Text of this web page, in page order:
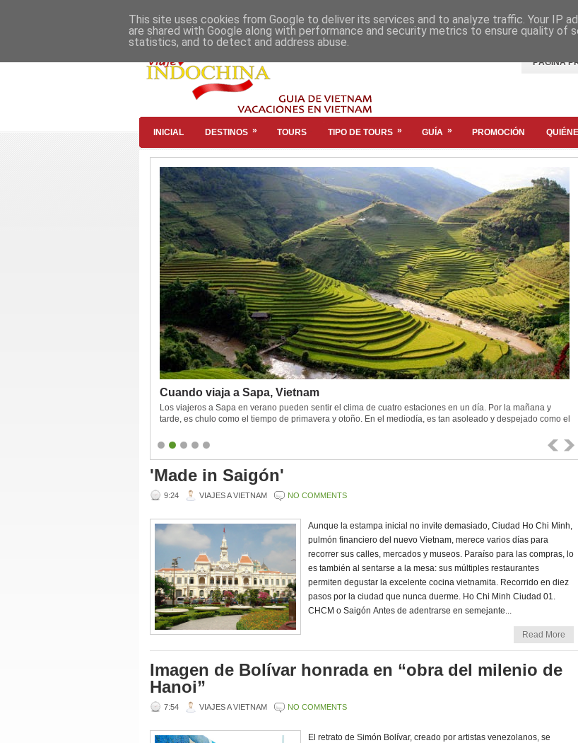
PÁGINA
INICIAL DESTINOS » TOURS TIPO DE TOURS » GUÍA » PROMOCIÓN
Cuando viaja a Sapa, Vietnam
Los viajeros a Sapa en verano pueden sentir el clima de cuatro estaciones en un día. Por la mañana y
tarde, es chulo como el tiempo de primavera y otoño. En el mediodía, es tan asoleado y despejado como el
'Made in Saigón'
9:24 VIAJES A VIETNAM NO COMMENTS
Aunque la estampa inicial no invite demasiado, Ciudad Ho Chi Minh,
pulmón financiero del nuevo Vietnam, merece varios días para
recorrer sus calles, mercados y museos. Paraíso para las compras, lo
es también al sentarse a la mesa: sus múltiples restaurantes
permiten degustar la excelente cocina vietnamita. Recorrido en diez
pasos por la ciudad que nunca duerme. Ho Chi Minh Ciudad 01.
CHCM o Saigón Antes de adentrarse en semejante...
Read More
Imagen de Bolívar honrada en “obra del milenio de
Hanoi”
7:54 VIAJES A VIETNAM NO COMMENTS
El retrato de Simón Bolívar, creado por artistas venezolanos, se
This site uses cookies from Google to deliver its services and to analyze traffic. Your IP
are shared with Google along with performance and security metrics to ensure quality of
statistics, and to detect and address abuse.